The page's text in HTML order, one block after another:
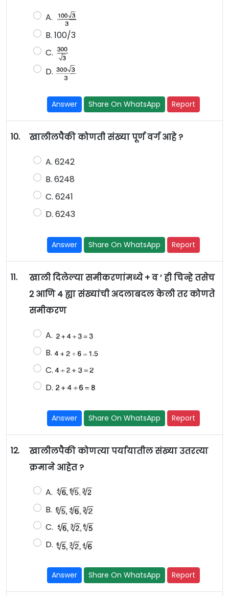
A.
B. 100/3
C.
D.
Answer Share On WhatsApp Report
10. खालीलपैकी कोणती संख्या पूर्ण वर्ग आहे ?
A. 6242
B. 6248
C. 6241
D. 6243
Answer Share On WhatsApp Report
11.
खाली दिलेल्या समीकरणांमध्ये + व ’ ही चिन्हे तसेच
2 आणि 4 ह्या संख्यांची अदलाबदल केली तर कोणते
समीकरण
A.
B.
C.
D.
Answer Share On WhatsApp Report
12.
खालीलपैकी कोणत्या पर्यायातील संख्या उतरत्या
क्रमाने आहेत ?
A.
B.
C.
D.
Answer Share On WhatsApp Report